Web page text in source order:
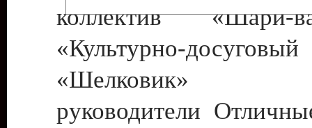
коллектив
«Культурно-
«Шелковик»
руководители